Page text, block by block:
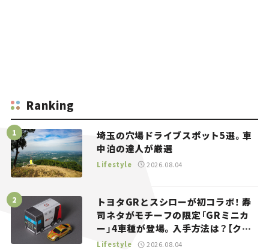
Ranking
埼玉の穴場ドライブスポット5選。車
中泊の達人が厳選
Lifestyle 2026.08.04
トヨタGRとスシローが初コラボ！ 寿
司ネタがモチーフの限定「GRミニカ
ー」4車種が登場。入手方法は？【クル
マとホビー】
Lifestyle 2026.08.04